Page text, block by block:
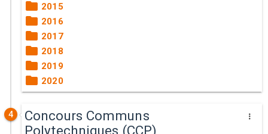
2015
2016
2017
2018
2019
2020
4
Concours Communs
Polytechniques (CCP)